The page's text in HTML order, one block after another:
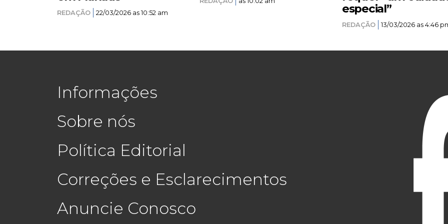
REDAÇÃO 22/03/2026 as 10:52 am
especial”
REDAÇÃO 13/03/2026 as 4:46
Informações
Sobre nós
Política Editorial
Correções e Esclarecimentos
Anuncie Conosco